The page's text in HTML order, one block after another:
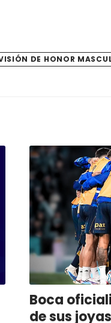
DE HONOR
Boca
de sus